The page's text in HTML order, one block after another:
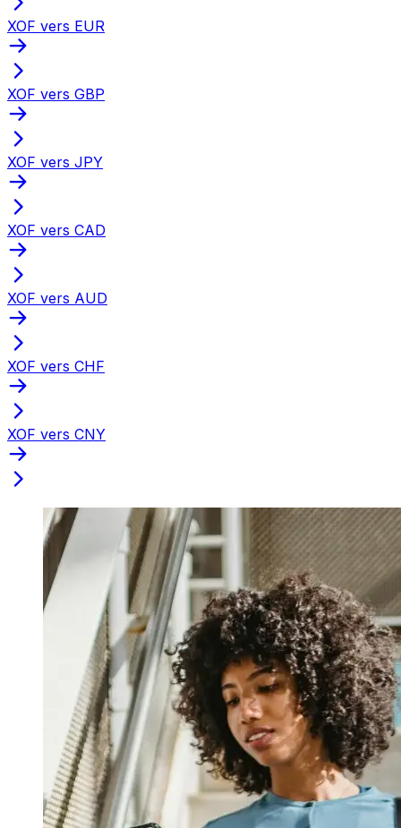
XOF vers EUR
XOF vers GBP
XOF vers JPY
XOF vers CAD
XOF vers AUD
XOF vers CHF
XOF vers CNY